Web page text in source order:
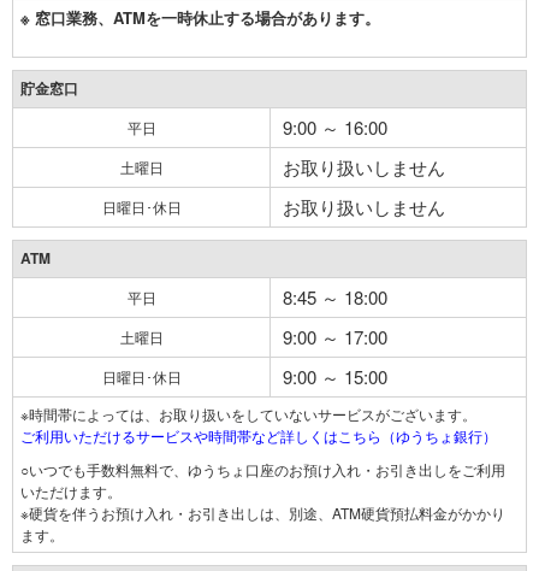
※ 窓口業務、ATMを一時休止する場合があります。
貯金窓口
平日 9:00 ～ 16:00
土曜日 お取り扱いしません
日曜日･休日 お取り扱いしません
ATM
平日 8:45 ～ 18:00
土曜日 9:00 ～ 17:00
日曜日･休日 9:00 ～ 15:00
※時間帯によっては、お取り扱いをしていないサービスがございます。
ご利用いただけるサービスや時間帯など詳しくはこちら（ゆうちょ銀行）
○いつでも手数料無料で、ゆうちょ口座のお預け入れ・お引き出しをご利用
いただけます。
※硬貨を伴うお預け入れ・お引き出しは、別途、ATM硬貨預払料金がかかり
ます。